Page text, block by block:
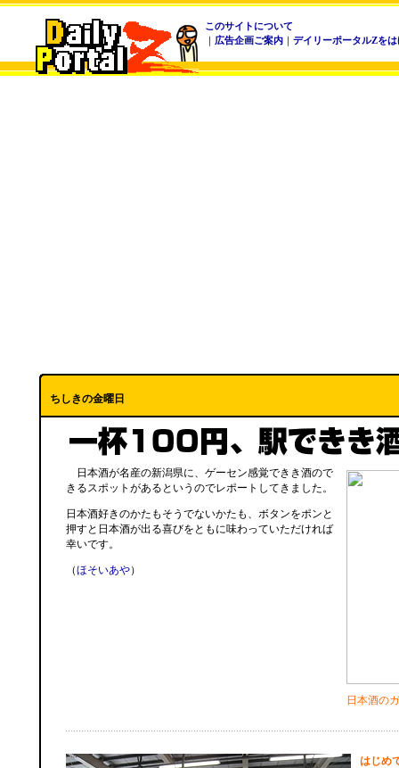
このサイトについて
｜ 広告企画ご案内 ｜ デイリーポータルZを
ちしきの金曜日
日本酒の
日本酒が名産の新潟県に、ゲーセン感覚できき酒ので
きるスポットがあるというのでレポートしてきました。
日本酒好きのかたもそうでないかたも、ボタンをポンと
押すと日本酒が出る喜びをともに味わっていただければ
幸いです。
（ほそいあや）
はじめ